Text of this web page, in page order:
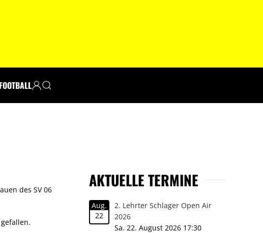
des SV 06
AKTUELLE TERMINE
Aug.
22
2. Lehrter Schlager Open Air
2026
Sa. 22. August 2026 17:30